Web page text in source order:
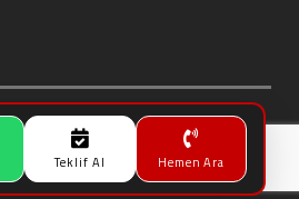
Teklif Al Hemen Ara